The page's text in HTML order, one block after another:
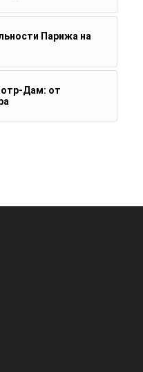
Парижа на
Дам: от